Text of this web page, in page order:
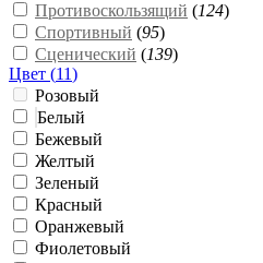
Противоскользящий (124)
Спортивный (95)
Сценический (139)
Цвет (11)
Розовый
Белый
Бежевый
Желтый
Зеленый
Красный
Оранжевый
Фиолетовый